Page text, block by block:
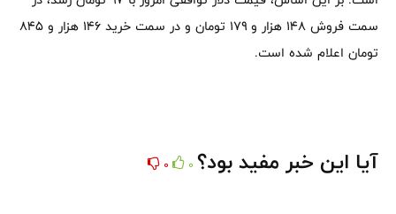
سمت فروش ۱۴۸ هزار و ۱۷۹ تومان و در سمت خرید ۱۴۶ هزار و ۸۴۵
تومان اعلام شده است.
آیا این خبر مفید بود؟ 0
0